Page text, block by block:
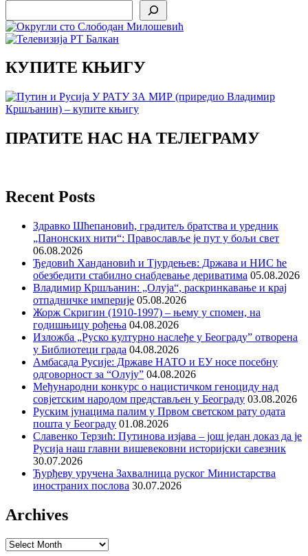
КУПИТЕ КЊИГУ
ПРАТИТЕ НАС НА ТЕЛЕГРАМУ
Recent Posts
Здравко Шћепановић, градитељ братства и уредник
„Панонских нити“: Православље је пут у бољи свет
06.08.2026
Ђедовић Хандановић и Тјурдењев: Држава и НИС ће
обезбедити стабилно снабдевање дериватима 05.08.2026
Владимир Кршљанин: „Олуја“, раскринкавање и крај
отпадничке империје 05.08.2026
Жорж Скригин (1910-1997) – њему у спомен, на
годишњицу рођења 04.08.2026
Изложба „Руско културно наслеђе у Београду” отворена
у Библиотеци града 04.08.2026
Амбасада Русије: Државе НАТО и ЕУ носе посебну
одговорност за “Олују” 04.08.2026
Међународни конкурс о нацистичком геноциду над
совјетским народом представљен у Београду 03.08.2026
Руским јунацима палим у Првом светском рату одата
пошта у Београду 01.08.2026
Славенко Терзић: Путинова изјава – још један доказ да је
Русија наш главни вишевековни историјски савезник
30.07.2026
Ђурђеву уручена Захвалница руског Министарства
иностраних послова 30.07.2026
Archives
Archives